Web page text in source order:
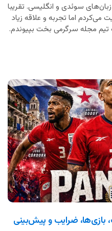
سوئدی و انگلیسی. تقریبا
می‌کردم اما تجربه و علاقه زیاد
مجله سرگرمی بخت بپیوندم.
جهانی ۲۰۲۶: ترکیب، بازی‌ها، ضرایب و پیش‌بینی